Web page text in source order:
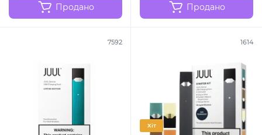
Продано Продано
7592 1614
Хіт